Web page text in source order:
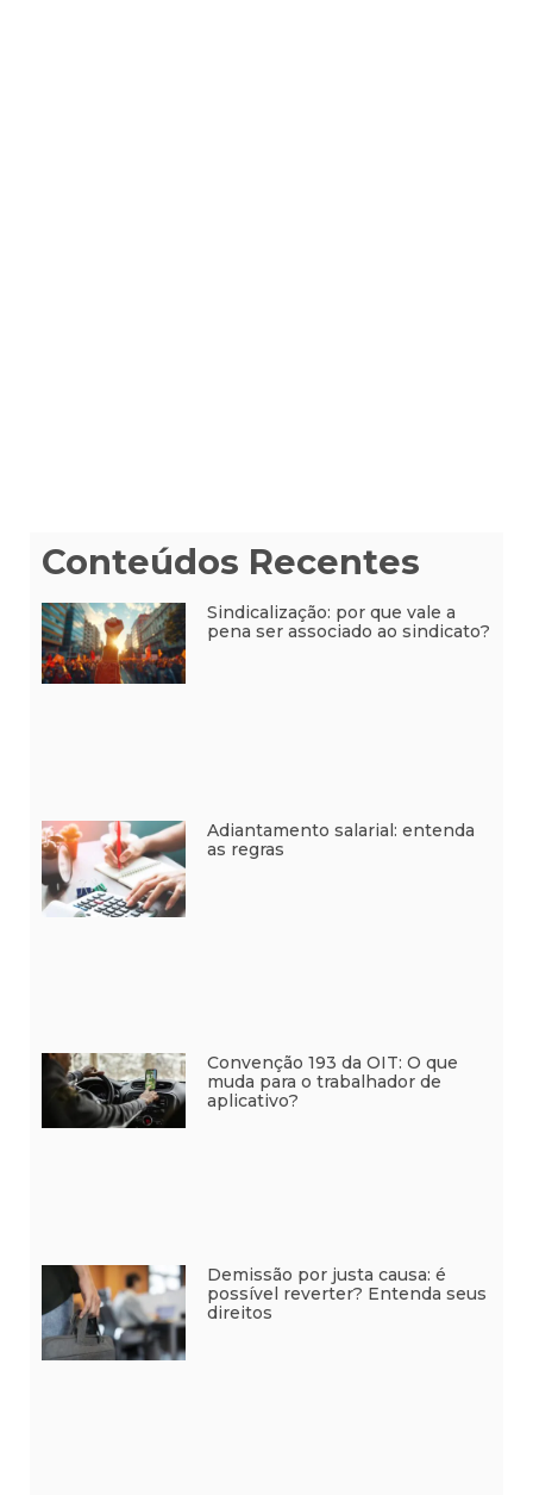
Conteúdos Recentes
Sindicalização: por que vale a
pena ser associado ao sindicato?
Adiantamento salarial: entenda
as regras
Convenção 193 da OIT: O que
muda para o trabalhador de
aplicativo?
Demissão por justa causa: é
possível reverter? Entenda seus
direitos